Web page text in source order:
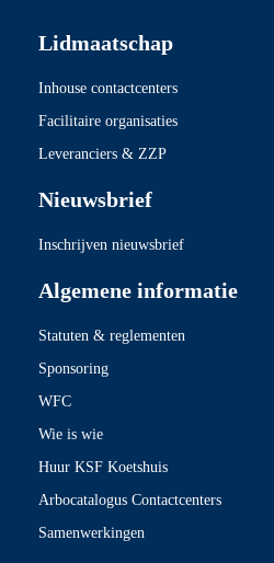
Lidmaatschap
Inhouse contactcenters
Facilitaire organisaties
Leveranciers & ZZP
Nieuwsbrief
Inschrijven nieuwsbrief
Algemene informatie
Statuten & reglementen
Sponsoring
WFC
Wie is wie
Huur KSF Koetshuis
Arbocatalogus Contactcenters
Samenwerkingen